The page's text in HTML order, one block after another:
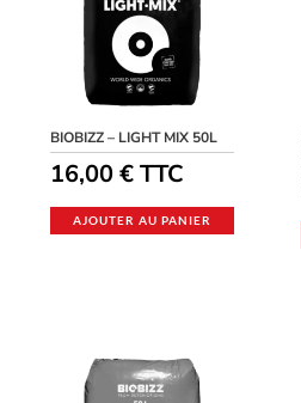
BIOBIZZ – LIGHT MIX 50L
16,00€ TTC
AJOUTER AU PANIER